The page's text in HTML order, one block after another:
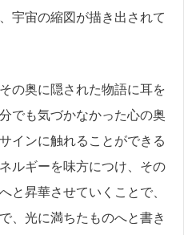
宇宙の縮図が描き出されて
の奥に隠された物語に耳を
でも気づかなかった心の奥
インに触れることができる
ルギーを味方につけ、その
と昇華させていくことで、
、光に満ちたものへと書き